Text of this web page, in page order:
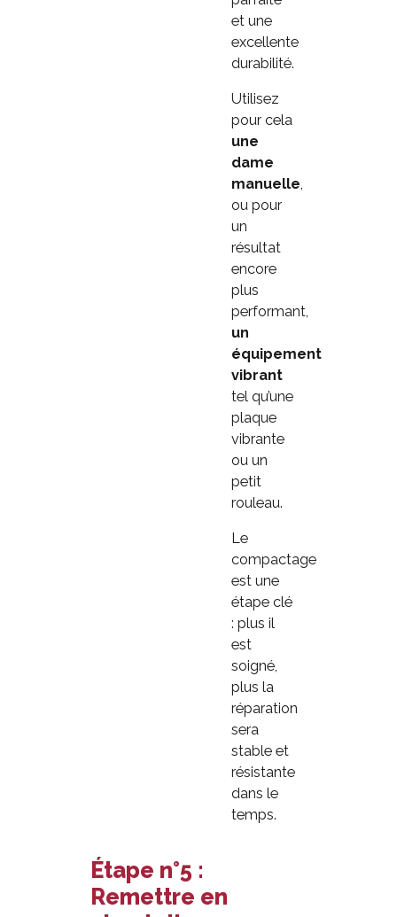
et une
excellente
durabilité.
Utilisez
pour cela
une
dame
manuelle,
ou pour
un
résultat
encore
plus
performant,
un
équipement
vibrant
tel qu’une
plaque
vibrante
ou un
petit
rouleau.
Le
compactage
est une
étape clé
: plus il
est
soigné,
plus la
réparation
sera
stable et
résistante
dans le
temps.
Étape n°5 :
Remettre en